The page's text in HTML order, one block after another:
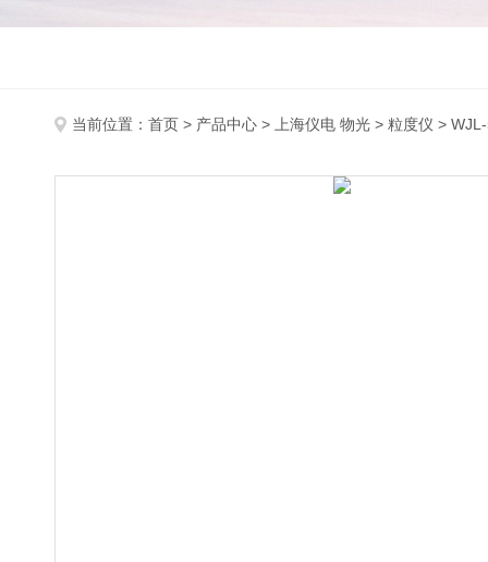
当前位置： 首页 > 产品中心 > 上海仪电 物光 > 粒度仪 >